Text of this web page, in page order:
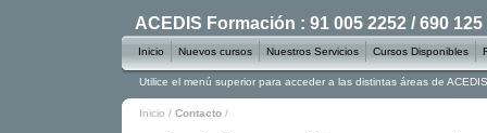
Inicio / Contacto /
ACEDIS Formación : 91 005 2252 / 690 125
Inicio Nuevos cursos Nuestros Servicios Cursos Disponibles
Utilice el menú superior para acceder a las distintas áreas de